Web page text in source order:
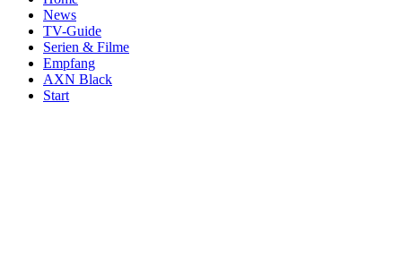
News
TV-Guide
Serien & Filme
Empfang
AXN Black
Start